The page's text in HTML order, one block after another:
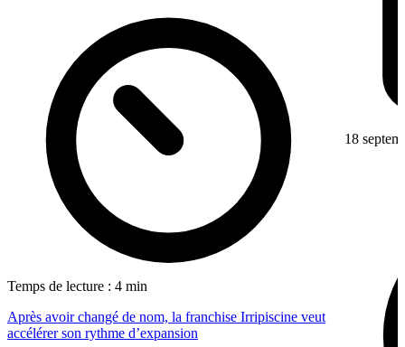
Temps de lecture : 4 min
Après avoir changé de nom, la franchise Irripiscine veut
accélérer son rythme d’expansion
18